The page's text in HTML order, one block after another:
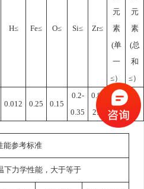
H≤ Fe≤ O≤ Si≤ Zr≤
元
素
(单
一
≤）
元
素
(总
和
≤）
0.012 0.25 0.15
0.2-
0.35
0.8-
2.0
0.1
能参考标准
下力学性能，大于等于